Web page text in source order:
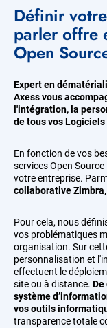
Définir
parler offre
Open
Expert en
Axess vous
l'intégration, la
de tous vos Logiciels
En fonction de vos
services Open
votre entreprise.
collaborative
Pour cela, nous
vos problématiques
organisation. Sur
personnalisation et
effectuent le
site ou à distance.
système
vos outils
transparence totale